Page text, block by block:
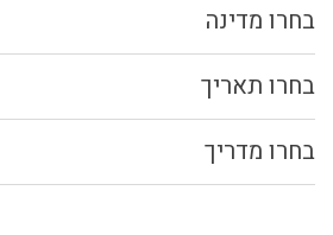
בחרו מדינה
בחרו תאריך
בחרו מדריך